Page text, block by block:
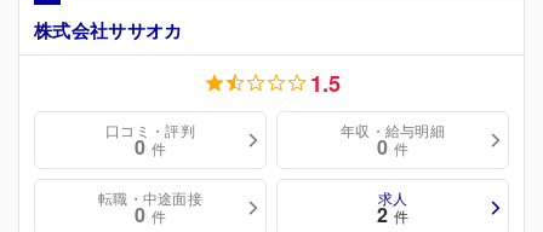
株式会社ササオカ
1.5
口コミ・評判
0 件
年収・給与明細
0 件
転職・中途面接
0 件
求人
2 件